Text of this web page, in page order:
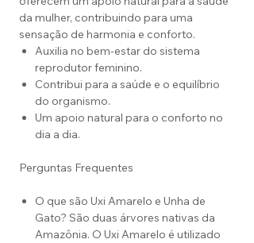
da mulher, contribuindo para uma
sensação de harmonia e conforto.
Auxilia no bem-estar do sistema
reprodutor feminino.
Contribui para a saúde e o equilíbrio
do organismo.
Um apoio natural para o conforto no
dia a dia.
Perguntas Frequentes
O que são Uxi Amarelo e Unha de
Gato? São duas árvores nativas da
Amazônia. O Uxi Amarelo é utilizado